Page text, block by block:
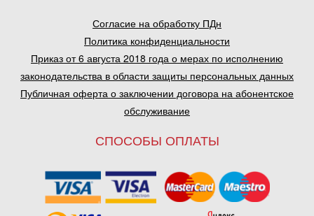
Согласие на обработку ПДн
Политика конфиденциальности
Приказ от 6 августа 2018 года о мерах по исполнению
законодательства в области защиты персональных данных
Публичная оферта о заключении договора на абонентское
обслуживание
СПОСОБЫ ОПЛАТЫ